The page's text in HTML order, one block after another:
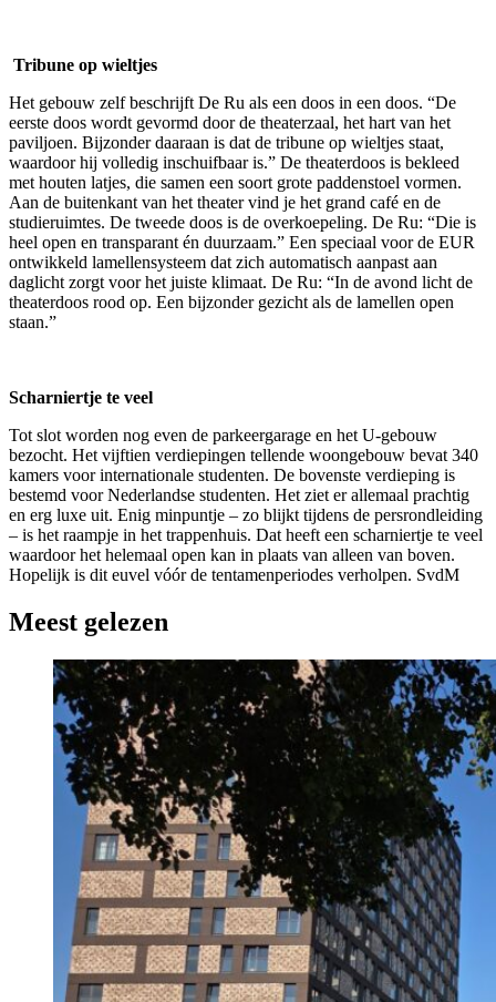
Tribune op wieltjes
Het gebouw zelf beschrijft De Ru als een doos in een doos. “De
eerste doos wordt gevormd door de theaterzaal, het hart van het
paviljoen. Bijzonder daaraan is dat de tribune op wieltjes staat,
waardoor hij volledig inschuifbaar is.” De theaterdoos is bekleed
met houten latjes, die samen een soort grote paddenstoel vormen.
Aan de buitenkant van het theater vind je het grand café en de
studieruimtes. De tweede doos is de overkoepeling. De Ru: “Die is
heel open en transparant én duurzaam.” Een speciaal voor de EUR
ontwikkeld lamellensysteem dat zich automatisch aanpast aan
daglicht zorgt voor het juiste klimaat. De Ru: “In de avond licht de
theaterdoos rood op. Een bijzonder gezicht als de lamellen open
staan.”
Scharniertje te veel
Tot slot worden nog even de parkeergarage en het U-gebouw
bezocht. Het vijftien verdiepingen tellende woongebouw bevat 340
kamers voor internationale studenten. De bovenste verdieping is
bestemd voor Nederlandse studenten. Het ziet er allemaal prachtig
en erg luxe uit. Enig minpuntje – zo blijkt tijdens de persrondleiding
– is het raampje in het trappenhuis. Dat heeft een scharniertje te veel
waardoor het helemaal open kan in plaats van alleen van boven.
Hopelijk is dit euvel vóór de tentamenperiodes verholpen. SvdM
Meest gelezen